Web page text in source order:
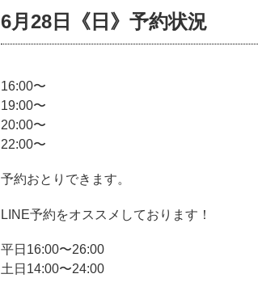
6月28日《日》予約状況
16:00〜
19:00〜
20:00〜
22:00〜
予約おとりできます。
LINE予約をオススメしております！
平日16:00〜26:00
土日14:00〜24:00